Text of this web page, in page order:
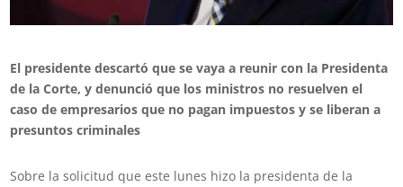
El presidente descartó que se vaya a reunir con la Presidenta
de la Corte, y denunció que los ministros no resuelven el
caso de empresarios que no pagan impuestos y se liberan a
presuntos criminales
Sobre la solicitud que este lunes hizo la presidenta de la